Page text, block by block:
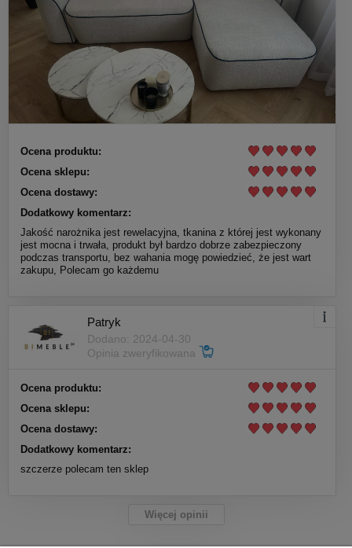
Ocena produktu:
Ocena sklepu:
Ocena dostawy:
Dodatkowy komentarz:
Jakość narożnika jest rewelacyjna, tkanina z której jest wykonany
jest mocna i trwała, produkt był bardzo dobrze zabezpieczony
podczas transportu, bez wahania mogę powiedzieć, że jest wart
zakupu, Polecam go każdemu
Patryk
Dodano: 2024-04-30
Opinia zweryfikowana
Ocena produktu:
Ocena sklepu:
Ocena dostawy:
Dodatkowy komentarz:
szczerze polecam ten sklep
Więcej opinii